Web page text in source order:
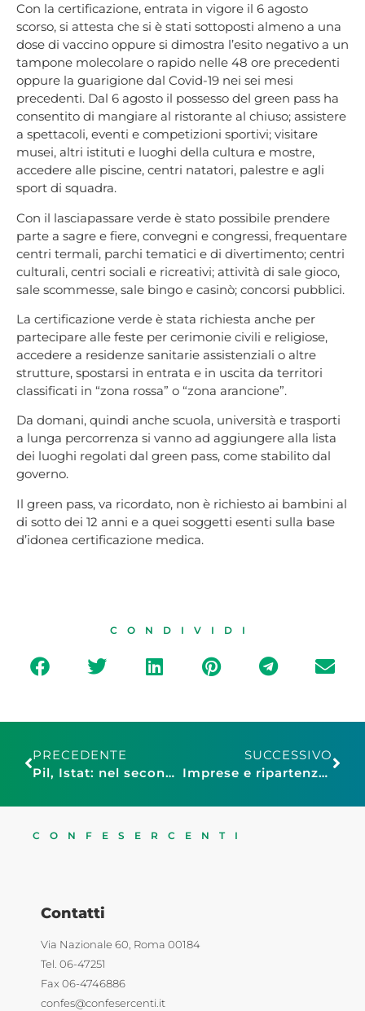
Con la certificazione, entrata in vigore il 6 agosto
scorso, si attesta che si è stati sottoposti almeno a una
dose di vaccino oppure si dimostra l’esito negativo a un
tampone molecolare o rapido nelle 48 ore precedenti
oppure la guarigione dal Covid-19 nei sei mesi
precedenti. Dal 6 agosto il possesso del green pass ha
consentito di mangiare al ristorante al chiuso; assistere
a spettacoli, eventi e competizioni sportivi; visitare
musei, altri istituti e luoghi della cultura e mostre,
accedere alle piscine, centri natatori, palestre e agli
sport di squadra.
Con il lasciapassare verde è stato possibile prendere
parte a sagre e fiere, convegni e congressi, frequentare
centri termali, parchi tematici e di divertimento; centri
culturali, centri sociali e ricreativi; attività di sale gioco,
sale scommesse, sale bingo e casinò; concorsi pubblici.
La certificazione verde è stata richiesta anche per
partecipare alle feste per cerimonie civili e religiose,
accedere a residenze sanitarie assistenziali o altre
strutture, spostarsi in entrata e in uscita da territori
classificati in “zona rossa” o “zona arancione”.
Da domani, quindi anche scuola, università e trasporti
a lunga percorrenza si vanno ad aggiungere alla lista
dei luoghi regolati dal green pass, come stabilito dal
governo.
Il green pass, va ricordato, non è richiesto ai bambini al
di sotto dei 12 anni e a quei soggetti esenti sulla base
d’idonea certificazione medica.
CONDIVIDI
PRECEDENTE
Pil, Istat: nel secondo trimestre +2,7%, +17,3% annuo
SUCCESSIVO
Imprese e ripartenza, Nico Gronchi interviene alla Festa dell’Unità 2021
CONFESERCENTI
Contatti
Via Nazionale 60, Roma 00184
Tel. 06-47251
Fax 06-4746886
confes@confesercenti.it